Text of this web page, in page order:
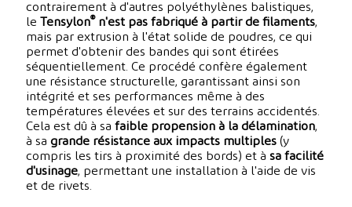
contrairement à d'autres polyéthylènes balistiques,
le
Tensylon® n'est pas fabriqué à partir de filaments,
mais par extrusion à l'état solide de poudres, ce qui
permet d'obtenir des bandes qui sont étirées
séquentiellement. Ce procédé confère également
une résistance structurelle, garantissant ainsi son
intégrité et ses performances même à des
températures élevées et sur des terrains accidentés.
Cela est dû à sa faible propension à la délamination,
à sa grande résistance aux impacts multiples (y
compris les tirs à proximité des bords) et à sa facilité
d'usinage, permettant une installation à l'aide de vis
et de rivets.